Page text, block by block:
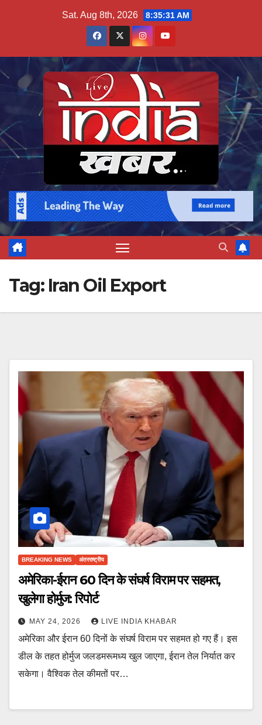
Sat. Aug 8th, 2026 8:35:32 AM
Tag: Iran Oil Export
BREAKING NEWS अंतरराष्ट्रीय
अमेरिका-ईरान 60 दिन के संघर्ष विराम पर सहमत,
खुलेगा होर्मुज: रिपोर्ट
MAY 24, 2026 LIVE INDIA KHABAR
अमेरिका और ईरान 60 दिनों के संघर्ष विराम पर सहमत हो गए हैं। इस
डील के तहत होर्मुज जलडमरूमध्य खुल जाएगा, ईरान तेल निर्यात कर
सकेगा। वैश्विक तेल कीमतों पर…